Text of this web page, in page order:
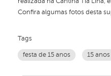
Confira algumas fotos desta
Tags
festa de 15 anos 15 anos